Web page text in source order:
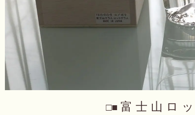
□■ 富 士 山 ロ